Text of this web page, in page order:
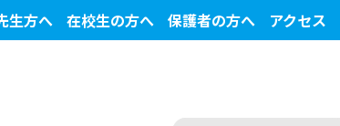
生方へ 在校生の方へ 保護者の方へ アクセス